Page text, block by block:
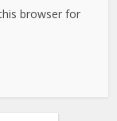
browser for